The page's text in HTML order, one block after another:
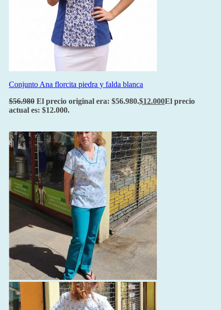
Conjunto Ana florcita piedra y falda blanca
$56.980 El precio original era: $56.980.$12.000El precio
actual es: $12.000.